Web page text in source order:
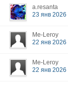
a.resanta
23 янв 2026
Me-Leroy
22 янв 2026
Me-Leroy
22 янв 2026